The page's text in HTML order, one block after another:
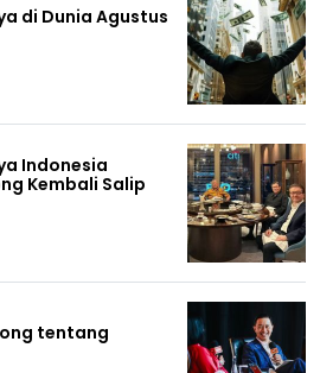
di Dunia Agustus
Indonesia
Kembali Salip
tentang